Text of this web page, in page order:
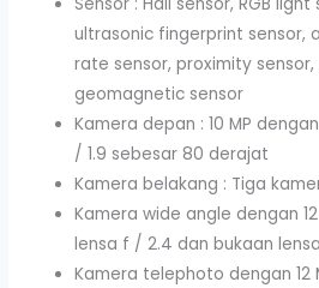
ultrasonic fingerprint sensor,
rate sensor, proximity
geomagnetic sensor
Kamera depan : 10 MP
/ 1.9 sebesar 80 derajat
Kamera belakang : Tiga
Kamera wide angle dengan 12
lensa f / 2.4 dan bukaan
Kamera telephoto dengan 12